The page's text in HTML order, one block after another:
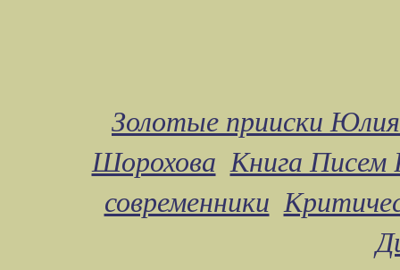
Золотые прииски
Шорохова Книга Писем
современники